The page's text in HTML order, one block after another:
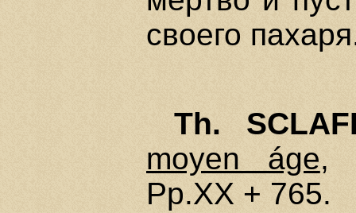
своего
Th.
moyen áge,
Pp.XX + 765.